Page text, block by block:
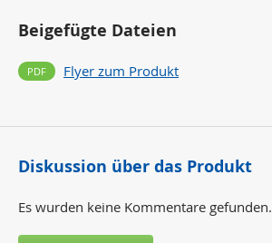
Beigefügte Dateien
Flyer zum Produkt
Diskussion über das Produkt
Es wurden keine Kommentare gefunden.